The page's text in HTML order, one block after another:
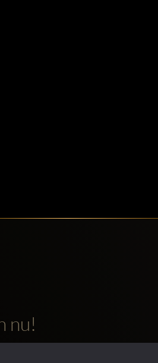
nu!